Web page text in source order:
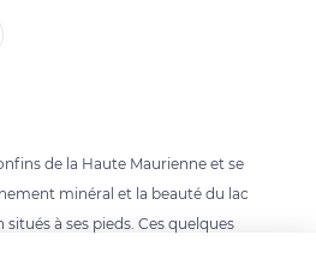
de la Haute Maurienne et se
minéral et la beauté du lac
à ses pieds. Ces quelques